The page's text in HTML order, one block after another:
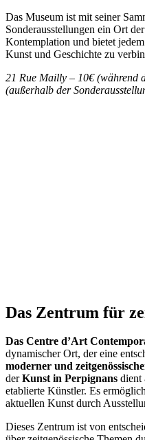
Das Museum ist mit seiner
Sonderausstellungen ein Ort
Kontemplation und bietet
Kunst und Geschichte zu
21 Rue Mailly – 10€ (während
(außerhalb der
Das Zentrum für
Das Centre d’Art
dynamischer Ort, der eine
moderner und
derKunst in Perpignans dient
etablierte Künstler. Es
aktuellen Kunst durch
Dieses Zentrum ist von